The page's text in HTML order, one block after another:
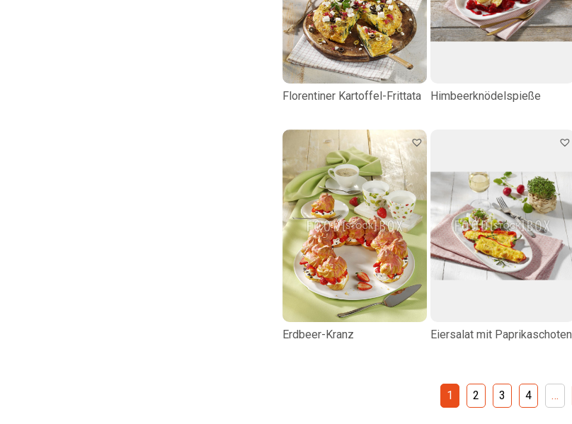
Florentiner Kartoffel-Frittata Himbeerknödelspieße
Erdbeer-Kranz Eiersalat mit Paprikaschoten
1 2 3 4 …